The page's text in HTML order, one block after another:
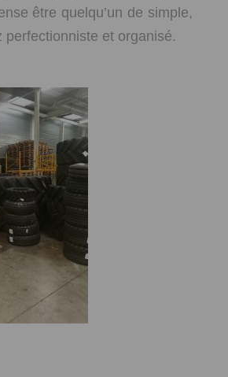
être quelqu’un de simple,
perfectionniste et organisé.